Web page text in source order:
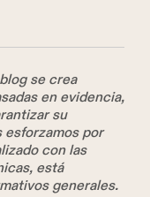
se crea
en evidencia,
su
por
con las
está
generales.